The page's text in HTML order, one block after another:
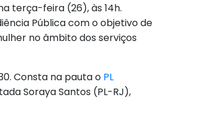
terça-feira (26), às 14h.
Pública com o objetivo de
no âmbito dos serviços
Consta na pauta o PL
Soraya Santos (PL-RJ),